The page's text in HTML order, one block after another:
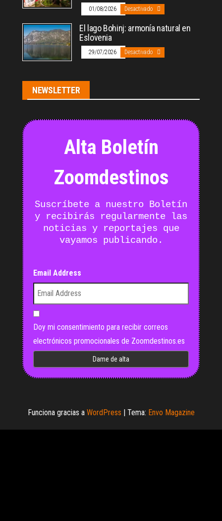
01/08/2026 Desactivado
El lago Bohinj: armonía natural en
Eslovenia
29/07/2026 Desactivado
NEWSLETTER
Alta Boletín
Zoomdestinos
Suscríbete a nuestro Boletín
y recibirás regularmente las
noticias y reportajes que
vayamos publicando.
Email Address
Doy mi consentimiento para recibir correos
electrónicos promocionales de Zoomdestinos.es
Funciona gracias a WordPress | Tema: Envo Magazine